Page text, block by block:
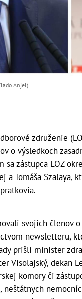
Anjel)
združenie
o výsledkoch
sa zástupca LOZ
a Tomáša
svojich členov
newsletteru,
prišli minister
Visolajský, dekan
komory či
neštátnych